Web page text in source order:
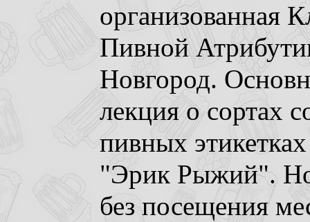
организованная
Пивной
Новгород.
лекция о сортах
пивных
"Эрик Рыжий".
без посещения